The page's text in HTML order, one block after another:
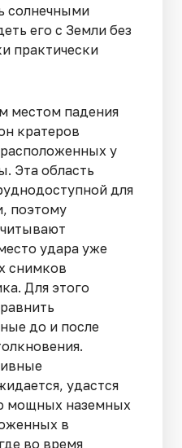
солнечными
его с Земли без
практически
местом падения
кратеров
у
Эта область
для
поэтому
удара уже
снимков
Для этого
до и после
удастся
мощных наземных
в
во время